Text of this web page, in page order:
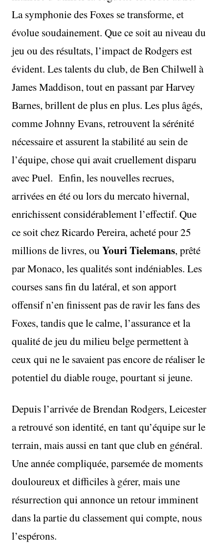
La symphonie des Foxes se transforme, et
évolue soudainement. Que ce soit au niveau du
jeu ou des résultats, l’impact de Rodgers est
évident. Les talents du club, de Ben Chilwell à
James Maddison, tout en passant par Harvey
Barnes, brillent de plus en plus. Les plus âgés,
comme Johnny Evans, retrouvent la sérénité
nécessaire et assurent la stabilité au sein de
l’équipe, chose qui avait cruellement disparu
avec Puel. Enfin, les nouvelles recrues,
arrivées en été ou lors du mercato hivernal,
enrichissent considérablement l’effectif. Que
ce soit chez Ricardo Pereira, acheté pour 25
millions de livres, ou Youri Tielemans, prêté
par Monaco, les qualités sont indéniables. Les
courses sans fin du latéral, et son apport
offensif n’en finissent pas de ravir les fans des
Foxes, tandis que le calme, l’assurance et la
qualité de jeu du milieu belge permettent à
ceux qui ne le savaient pas encore de réaliser le
potentiel du diable rouge, pourtant si jeune.
Depuis l’arrivée de Brendan Rodgers, Leicester
a retrouvé son identité, en tant qu’équipe sur le
terrain, mais aussi en tant que club en général.
Une année compliquée, parsemée de moments
douloureux et difficiles à gérer, mais une
résurrection qui annonce un retour imminent
dans la partie du classement qui compte, nous
l’espérons.